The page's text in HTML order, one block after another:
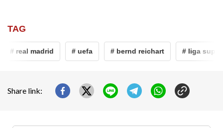
TAG
# real madrid # uefa # bernd reichart # liga super
Share link: